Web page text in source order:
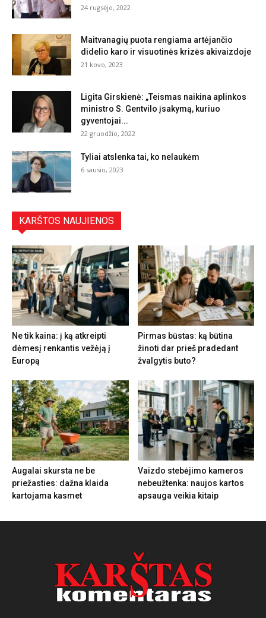
24 rugsėjo, 2022
Maitvanagių puota rengiama artėjančio
didelio karo ir visuotinės krizės akivaizdoje
21 kovo, 2023
Ligita Girskienė: „Teismas naikina aplinkos
ministro S. Gentvilo įsakymą, kuriuo
gyventojai...
22 gruodžio, 2022
Tyliai atslenka tai, ko nelaukėm
6 sausio, 2023
KARŠTOS NAUJIENOS
Ne tik kaina: į ką atkreipti
dėmesį renkantis vežėją į
Europą
Pirmas būstas: ką būtina
žinoti dar prieš pradedant
žvalgytis buto?
Augalai skursta ne be
priežasties: dažna klaida
kartojama kasmet
Vaizdo stebėjimo kameros
nebeužtenka: naujos kartos
apsauga veikia kitaip